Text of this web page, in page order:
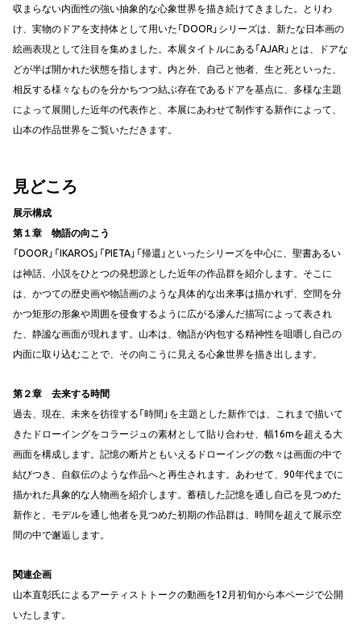
収まらない内面性の強い抽象的な心象世界を描き続けてきました。とりわ
け、実物のドアを支持体として用いた「DOOR」シリーズは、新たな日本画の
絵画表現として注目を集めました。本展タイトルにある「AJAR」とは、ドアな
どが半ば開かれた状態を指します。内と外、自己と他者、生と死といった、
相反する様々なものを分かちつつ結ぶ存在であるドアを基点に、多様な主題
によって展開した近年の代表作と、本展にあわせて制作する新作によって、
山本の作品世界をご覧いただきます。
見どころ
展示構成
第１章 物語の向こう
「DOOR」「IKAROS」「PIETA」「帰還」といったシリーズを中心に、聖書あるい
は神話、小説をひとつの発想源とした近年の作品群を紹介します。そこに
は、かつての歴史画や物語画のような具体的な出来事は描かれず、空間を分
かつ矩形の形象や周囲を侵食するように広がる滲んだ描写によって表され
た、静謐な画面が現れます。山本は、物語が内包する精神性を咀嚼し自己の
内面に取り込むことで、その向こうに見える心象世界を描き出します。
第２章 去来する時間
過去、現在、未来を彷徨する「時間」を主題とした新作では、これまで描いて
きたドローイングをコラージュの素材として貼り合わせ、幅16mを超える大
画面を構成します。記憶の断片ともいえるドローイングの数々は画面の中で
結びつき、自叙伝のような作品へと再生されます。あわせて、90年代までに
描かれた具象的な人物画を紹介します。蓄積した記憶を通し自己を見つめた
新作と、モデルを通し他者を見つめた初期の作品群は、時間を超えて展示空
間の中で邂逅します。
関連企画
山本直彰氏によるアーティストトークの動画を12月初旬から本ページで公開
いたします。